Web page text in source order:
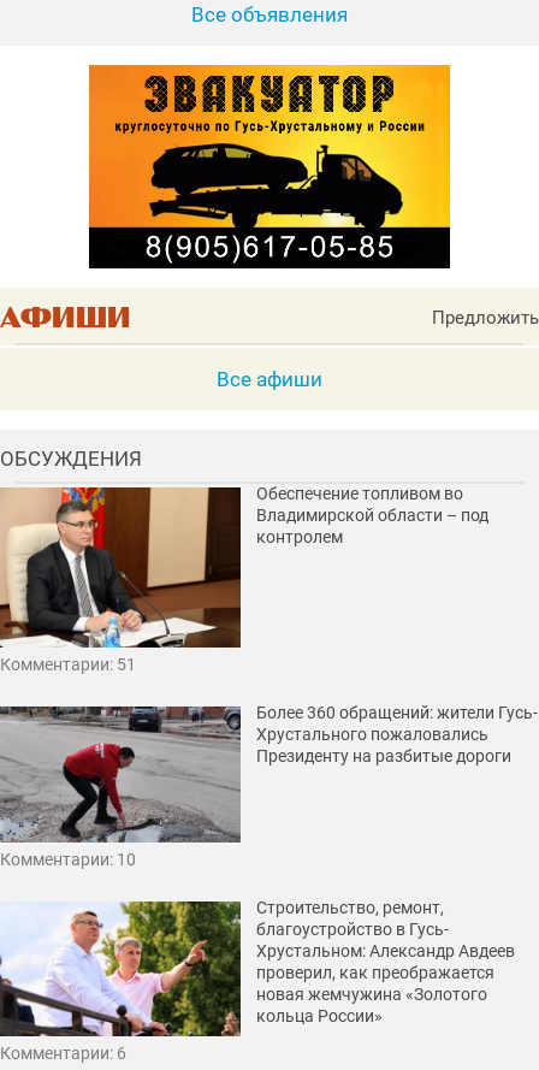
Все объявления
Предложить
Все афиши
ОБСУЖДЕНИЯ
Обеспечение топливом во
Владимирской области – под
контролем
Комментарии: 51
Более 360 обращений: жители Гусь-
Хрустального пожаловались
Президенту на разбитые дороги
Комментарии: 10
Строительство, ремонт,
благоустройство в Гусь-
Хрустальном: Александр Авдеев
проверил, как преображается
новая жемчужина «Золотого
кольца России»
Комментарии: 6